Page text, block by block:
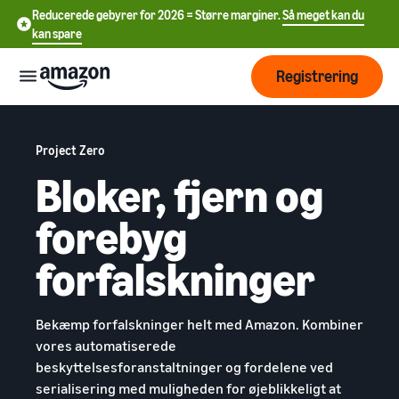
Reducerede gebyrer for 2026 = Større marginer.Så meget kan du
kan spare
Begynd
at
sælge
på
Amazon
Vælg salgstakst
Sammenlign salgstakster
Opret sælgerkonto
Forsendelse
Oversigt over
ordrebehandling
Forsendelse via
Amazon (FBA)
Du kan outsource
returforsendelser og
Vækst
Nå ud
til flere
kunder
Prissætning
Få mere at
Læring
中
文
-
CN
English
Deutsch
Registrering
Project Zero
Bloker, fjern og
forebyg
forfalskninger
Bekæmp forfalskninger helt med Amazon. Kombiner
vores automatiserede
beskyttelsesforanstaltninger og fordelene ved
serialisering med muligheden for øjeblikkeligt at